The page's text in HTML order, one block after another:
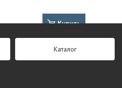
Купить
Каталог